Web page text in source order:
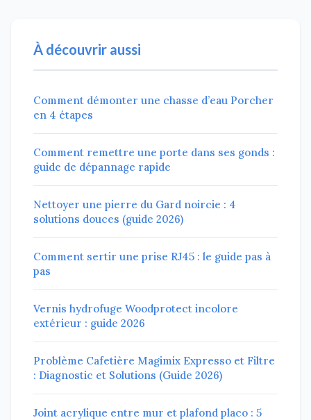
À découvrir aussi
Comment démonter une chasse d’eau Porcher
en 4 étapes
Comment remettre une porte dans ses gonds :
guide de dépannage rapide
Nettoyer une pierre du Gard noircie : 4
solutions douces (guide 2026)
Comment sertir une prise RJ45 : le guide pas à
pas
Vernis hydrofuge Woodprotect incolore
extérieur : guide 2026
Problème Cafetière Magimix Expresso et Filtre
: Diagnostic et Solutions (Guide 2026)
Joint acrylique entre mur et plafond placo : 5